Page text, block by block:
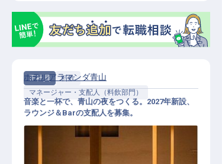
正社員
料飲
マネージャー・支配人（料飲部門）
ホテルアラマンダ青山
音楽と一杯で、青山の夜をつくる。2027年新設、
ラウンジ＆Barの支配人を募集。